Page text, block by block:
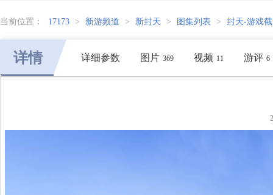
当前位置： 17173 > 新游频道 > 新封天 > 图集列表 > 封天-游戏
详情 详细参数 图片 369 视频 11 游评 6